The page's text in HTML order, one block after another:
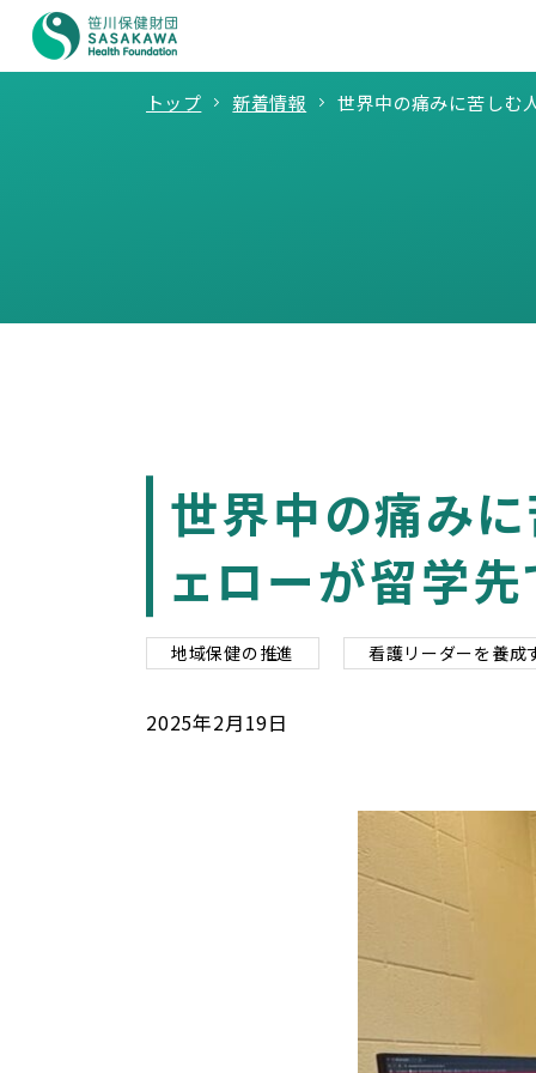
トップ 新着情報 世界中の痛みに苦しむ
世界中の痛み
ェローが留学先
地域保健の推進 看護リーダーを養成
2025年2月19日